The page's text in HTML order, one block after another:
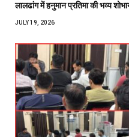
लालढांग में हनुमान प्रतिमा की भव्य
JULY 19, 2026